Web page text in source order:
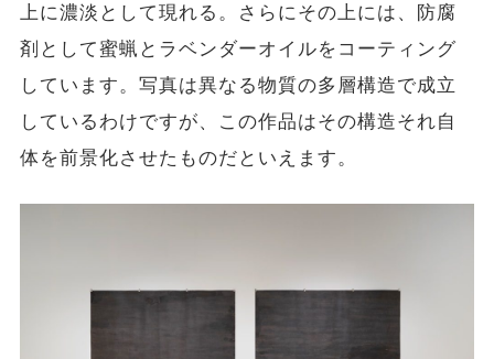
上に濃淡として現れる。さらにその上には、防腐
剤として蜜蝋とラベンダーオイルをコーティング
しています。写真は異なる物質の多層構造で成立
しているわけですが、この作品はその構造それ自
体を前景化させたものだといえます。